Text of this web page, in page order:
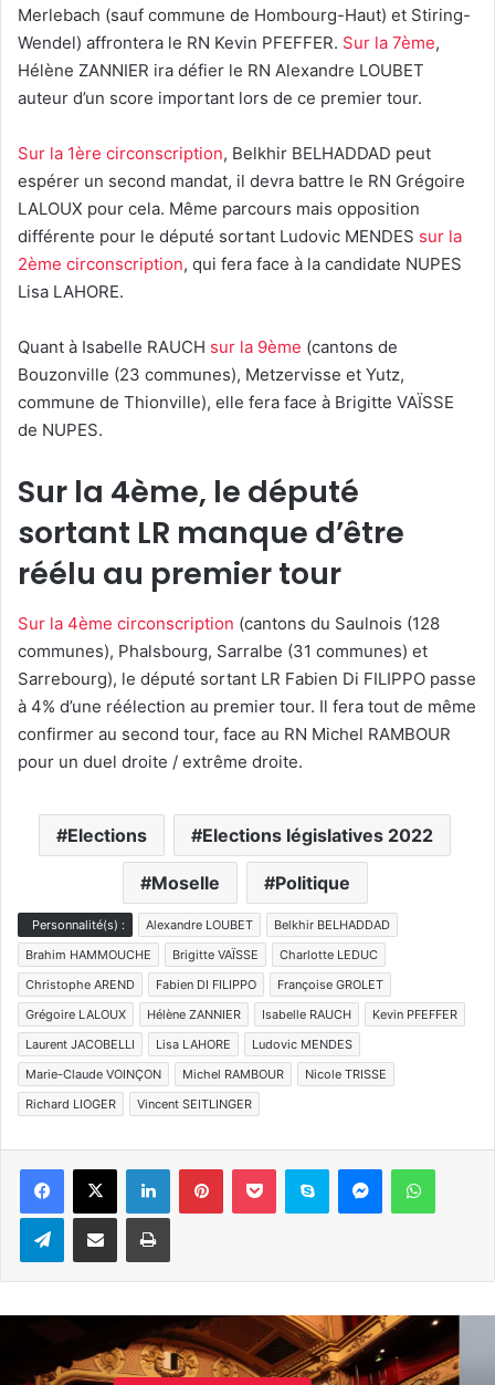
Merlebach (sauf commune de Hombourg-Haut) et Stiring-
Wendel) affrontera le RN Kevin PFEFFER. Sur la 7ème,
Hélène ZANNIER ira défier le RN Alexandre LOUBET
auteur d’un score important lors de ce premier tour.
Sur la 1ère circonscription, Belkhir BELHADDAD peut
espérer un second mandat, il devra battre le RN Grégoire
LALOUX pour cela. Même parcours mais opposition
différente pour le député sortant Ludovic MENDES sur la
2ème circonscription, qui fera face à la candidate NUPES
Lisa LAHORE.
Quant à Isabelle RAUCH sur la 9ème (cantons de
Bouzonville (23 communes), Metzervisse et Yutz,
commune de Thionville), elle fera face à Brigitte VAÏSSE
de NUPES.
Sur la 4ème, le député
sortant LR manque d’être
réélu au premier tour
Sur la 4ème circonscription (cantons du Saulnois (128
communes), Phalsbourg, Sarralbe (31 communes) et
Sarrebourg), le député sortant LR Fabien Di FILIPPO passe
à 4% d’une réélection au premier tour. Il fera tout de même
confirmer au second tour, face au RN Michel RAMBOUR
pour un duel droite / extrême droite.
Elections Elections législatives 2022
Moselle Politique
Personnalité(s) : Alexandre LOUBET
Belkhir BELHADDAD
Brahim HAMMOUCHE
Brigitte VAÏSSE
Charlotte LEDUC
Christophe AREND
Fabien DI FILIPPO
Françoise GROLET
Grégoire LALOUX
Hélène ZANNIER Isabelle RAUCH
Kevin PFEFFER
Laurent JACOBELLI
Lisa LAHORE
Ludovic MENDES
Marie-Claude VOINÇON
Michel RAMBOUR
Nicole TRISSE
Richard LIOGER
Vincent SEITLINGER
LinkedinPinterestPocket Skype Messenger
TelegramPartager par e-mail Imprimer